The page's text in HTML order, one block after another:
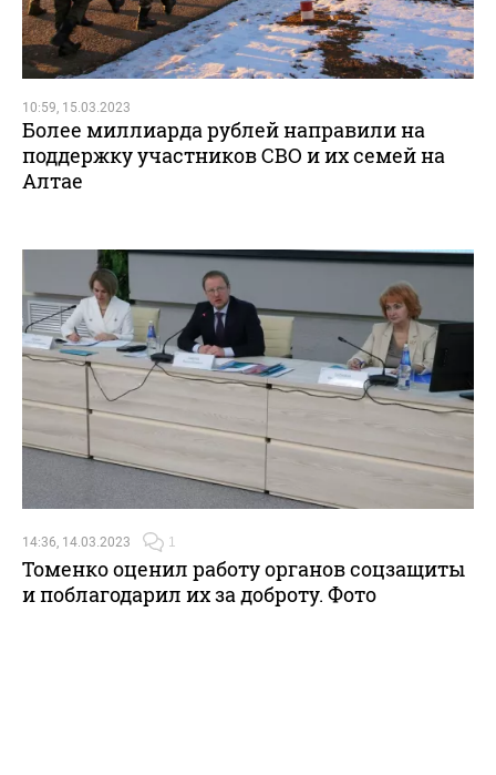
10:59, 15.03.2023
Более миллиарда рублей направили на
поддержку участников СВО и их семей на
Алтае
14:36, 14.03.2023 1
Томенко оценил работу органов соцзащиты
и поблагодарил их за доброту. Фото